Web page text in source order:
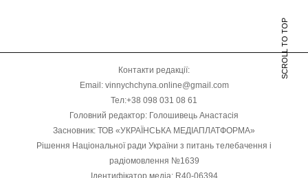
SCROLL TO TOP
Контакти редакції:
Email: vinnychchyna.online@gmail.com
Тел:+38 098 031 08 61
Головний редактор: Голошивець Анастасія
Засновник: ТОВ «УКРАЇНСЬКА МЕДІАПЛАТФОРМА»
Рішення Національної ради України з питань телебачення і
радіомовлення №1639
Ідентифікатор медіа: R40-06394